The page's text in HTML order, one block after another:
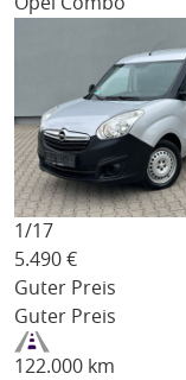
1/17
5.490 €
Guter Preis
Guter Preis
122.000 km